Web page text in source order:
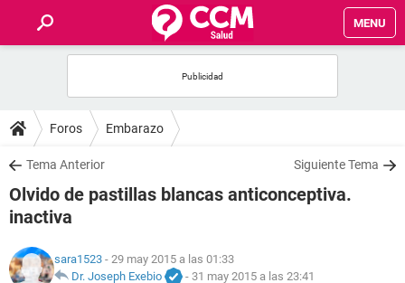
MENU
FOROS
SALUD
FAMILIA
NUTRICIÓN
Foros Embarazo
Tema Anterior Siguiente Tema
Olvido de pastillas blancas anticonceptiva.
inactiva
sara1523 - 29 may 2015 a las 01:33
Dr. Joseph Exebio
- 31 may 2015 a las 23:41